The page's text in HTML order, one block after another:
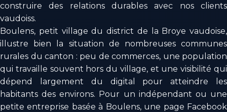
construire des relations durables avec nos clients
vaudoiss.
Boulens, petit village du district de la Broye vaudoise,
illustre bien la situation de nombreuses communes
rurales du canton : peu de commerces, une population
qui travaille souvent hors du village, et une visibilité qui
dépend largement du digital pour atteindre les
habitants des environs. Pour un indépendant ou une
petite entreprise basée à Boulens, une page Facebook